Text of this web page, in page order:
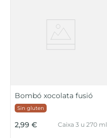
Bombó xocolata fusió
Sin gluten
2,99 € Caixa 3 u 270 ml